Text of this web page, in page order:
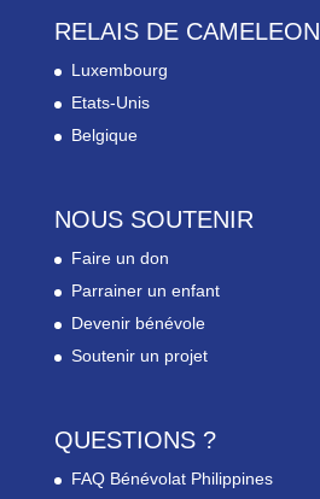
RELAIS DE CAMELEON
Luxembourg
Etats-Unis
Belgique
NOUS SOUTENIR
Faire un don
Parrainer un enfant
Devenir bénévole
Soutenir un projet
QUESTIONS ?
FAQ Bénévolat Philippines